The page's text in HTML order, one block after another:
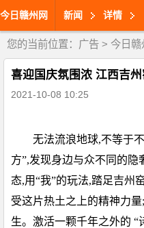
今日赣州网 新闻 详情
您的当前位置： 广告 > 今日赣
喜迎国庆氛围浓 江西吉
2021-10-08 10:25
无法流浪地球,不等于
方”,发现身边与众不同的
态,用“我”的玩法,踏足吉州
受这片热土之上的精神力
生。激活一颗千年之外的 “